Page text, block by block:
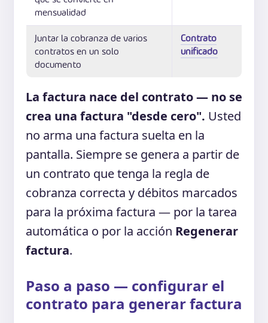
mensualidad
Juntar la cobranza de varios
contratos en un solo
documento
Contrato
unificado
La factura nace del contrato — no se
crea una factura "desde cero". Usted
no arma una factura suelta en la
pantalla. Siempre se genera a partir de
un contrato que tenga la regla de
cobranza correcta y débitos marcados
para la próxima factura — por la tarea
automática o por la acción Regenerar
factura.
Paso a paso — configurar el
contrato para generar factura